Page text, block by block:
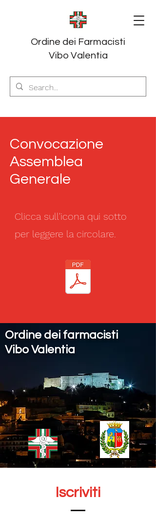
Ordine dei Farmacisti
Vibo Valentia
Convocazione
Assemblea
Generale
Clicca sull'icona qui sotto
per leggere la circolare.
Ordine dei farmacisti
Vibo Valentia
Iscriviti